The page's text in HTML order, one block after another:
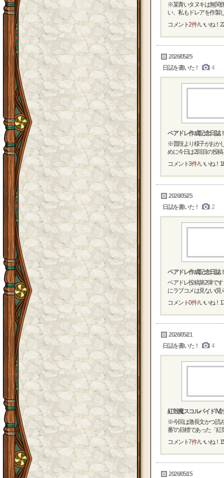
※某青いタヌキは無関
い、私もドレアを作製
コメント2件/ いいね！
2026/05/25
日誌を書いた！
4
ペアドレ作成記念日誌
※普段より様子がおか
めに今日は2回目の投稿
コメント3件/ いいね！
2026/05/25
日誌を書いた！
2
ペアドレ作成記念日誌
ペアドレ投稿第2弾で
にラブコメは見ない(見
コメント0件/ いいね！
2026/05/21
日誌を書いた！
4
紅殻魔スコルパイドⅣ
※今回は激長文かつ読
番”の目標であった「紅
コメント7件/ いいね！
2026/05/15